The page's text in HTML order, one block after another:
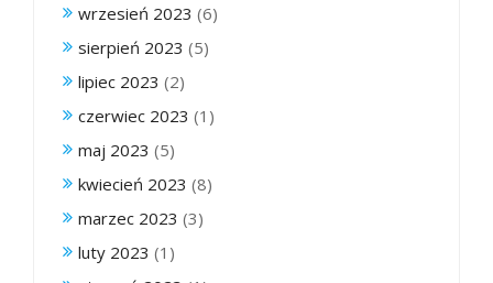
wrzesień 2023 (6)
sierpień 2023 (5)
lipiec 2023 (2)
czerwiec 2023 (1)
maj 2023 (5)
kwiecień 2023 (8)
marzec 2023 (3)
luty 2023 (1)